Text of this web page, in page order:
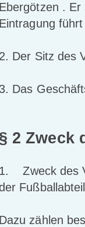
Ebergötzen . Er
Eintragung
2. Der Sitz des
3. Das
§ 2 Zweck
1. Zweck des
Dazu zählen